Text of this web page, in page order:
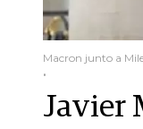
Macron junto a
.
Javier